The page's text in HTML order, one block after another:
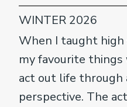
When I taught high
my favourite
act out life through
perspective. The
WINTER 2026